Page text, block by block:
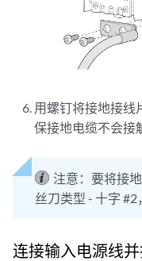
用螺钉将接地接线
保接地电缆不会接
注意： 要将接
丝刀类型 - 十字 #2
连接输入电源线